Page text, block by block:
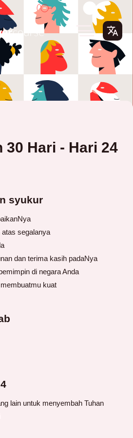
30 Hari - Hari 24
syukur
atas segalanya
dan terima kasih padaNya
di negara Anda
kuat
lain untuk menyembah Tuhan